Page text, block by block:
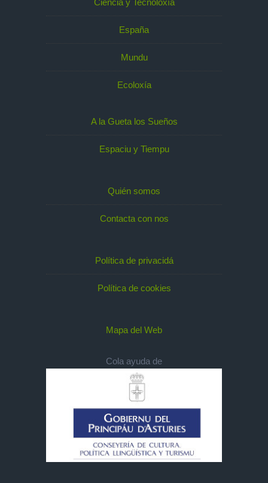
España
Mundu
Ecoloxía
A la Gueta los Sueños
Espaciu y Tiempu
Quién somos
Contacta con nos
Política de privacidá
Política de cookies
Mapa del Web
Cola ayuda de